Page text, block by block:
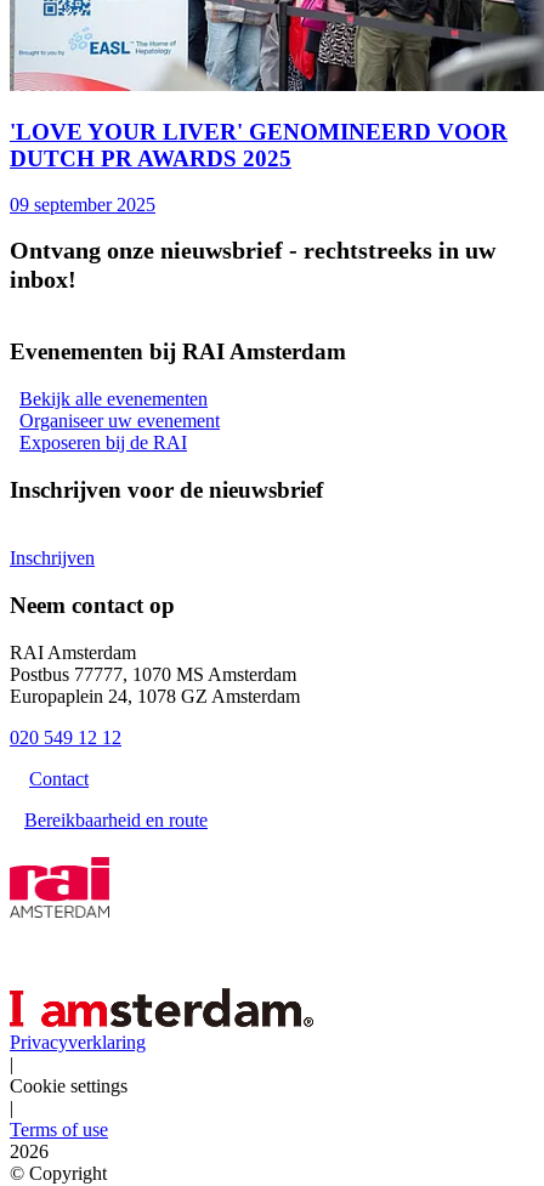
'LOVE YOUR LIVER' GENOMINEERD VOOR
DUTCH PR AWARDS 2025
09 september 2025
Ontvang onze nieuwsbrief - rechtstreeks in uw
inbox!
Evenementen bij RAI Amsterdam
Bekijk alle evenementen
Organiseer uw evenement
Exposeren bij de RAI
Inschrijven voor de nieuwsbrief
Inschrijven
Neem contact op
RAI Amsterdam
Postbus 77777, 1070 MS Amsterdam
Europaplein 24, 1078 GZ Amsterdam
020 549 12 12
Contact
Bereikbaarheid en route
Privacyverklaring
|
Cookie settings
|
Terms of use
2026
© Copyright